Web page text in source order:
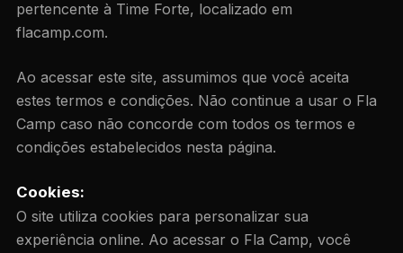
pertencente à Time Forte, localizado em
flacamp.com.
Ao acessar este site, assumimos que você aceita
estes termos e condições. Não continue a usar o Fla
Camp caso não concorde com todos os termos e
condições estabelecidos nesta página.
Cookies:
O site utiliza cookies para personalizar sua
experiência online. Ao acessar o Fla Camp, você